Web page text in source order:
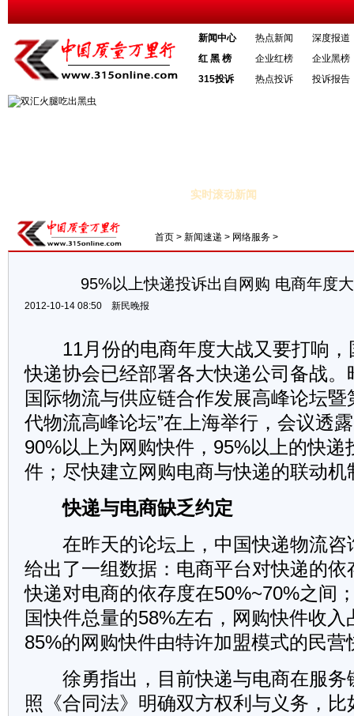
新闻中心 热点新闻
深度报道
红 黑 榜
企业红榜
企业黑榜
315投诉
热点投诉 投诉报告
实时滚动新闻
品价格上涨2.5% ·郑州黄河大桥结束收费后河南研究补偿经营方
首页 > 新闻速递 > 网络服务 >
95%以上快递投诉出自网购 电商年度
2012-10-14 08:50 新民晚报
11月份的电商年度大战又要打响，
快递协会已经部署各大快递公司备战。
国际物流与供应链合作发展高峰论坛
代物流高峰论坛”在上海举行，会议透
90%以上为网购快件，95%以上的快递
件；尽快建立网购电商与快递的联动
快递与电商缺乏约定
在昨天的论坛上，中国快递物流咨
给出了一组数据：电商平台对快递的依
快递对电商的依存度在50%~70%之间
国快件总量的58%左右，网购快件收入
85%的网购快件由特许加盟模式的民营
徐勇指出，目前快递与电商在服务
照《合同法》明确双方权利与义务，